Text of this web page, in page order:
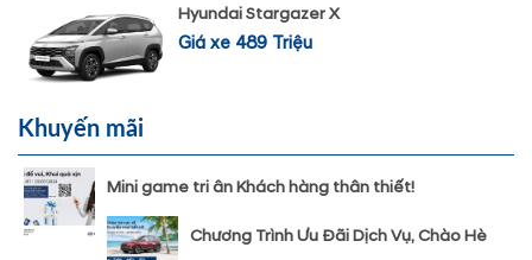
Hyundai Stargazer X
Giá xe 489 Triệu
Khuyến mãi
Mini game tri ân Khách hàng thân thiết!
Chương Trình Ưu Đãi Dịch Vụ, Chào Hè